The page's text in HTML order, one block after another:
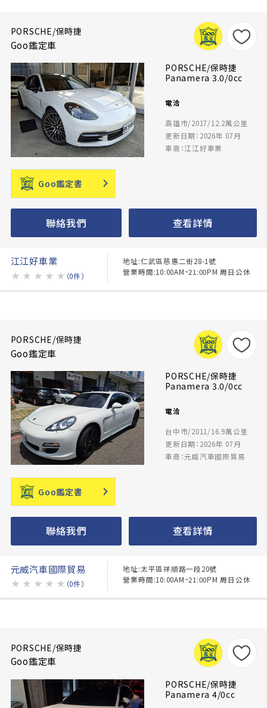
PORSCHE/保時捷
Goo鑑定車
PORSCHE/保時捷
Panamera 3.0/0cc
電洽
高雄市/2017/12.2萬公里
更新日期：2026年 07月
車商：江江好車業
Goo鑑定書
聯絡我們 查看詳情
江江好車業
★ ★ ★ ★ ★ （0件）
地址:仁武區慈惠二街28-1號
營業時間:10:00AM~21:00PM 周日公休
PORSCHE/保時捷
Goo鑑定車
PORSCHE/保時捷
Panamera 3.0/0cc
電洽
台中市/2011/16.9萬公里
更新日期：2026年 07月
車商：元威汽車國際貿易
Goo鑑定書
聯絡我們 查看詳情
元威汽車國際貿易
★ ★ ★ ★ ★ （0件）
地址:太平區祥順路一段20號
營業時間:10:00AM~21:00PM 周日公休
PORSCHE/保時捷
Goo鑑定車
PORSCHE/保時捷
Panamera 4/0cc